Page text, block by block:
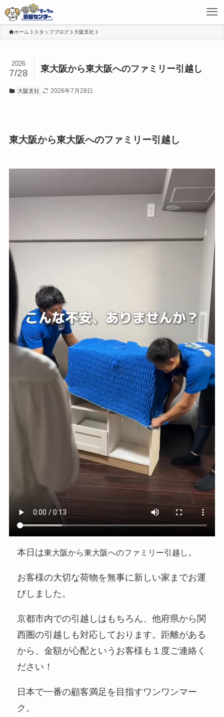
ホーム スタッフブログ 大阪支社
東大阪から東大阪へのファミリー引越し
2026
7/28
大阪支社 2026年7月28日
東大阪から東大阪へのファミリー引越し
本日は東大阪から東大阪へのファミリー引越し 。
お客様の大切な荷物を無事に新しい家までお運
びしました。
京都市内での引越しはもちろん、他府県から関
西圏の引越しも対応しております。距離がある
から、金額が心配というお客様も１度ご連絡く
ださい！
日本で一番の顧客満足を目指すワンワンマー
ク。